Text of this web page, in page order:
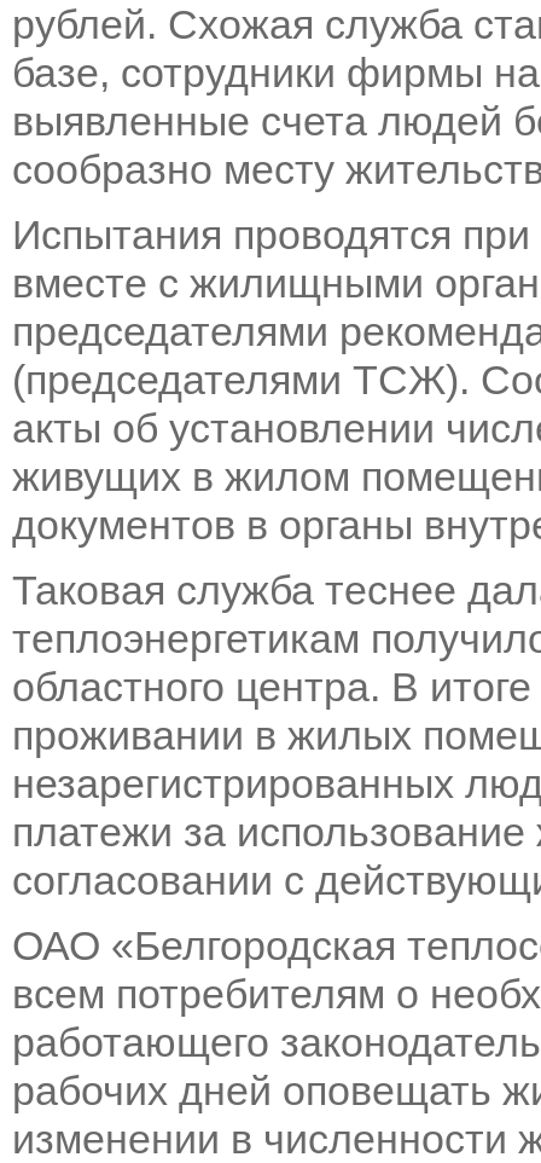
рублей. Схожая служба
базе, сотрудники фирмы
выявленные счета людей
сообразно месту
Испытания проводятся
вместе с жилищными
председателями
(председателями ТСЖ).
акты об установлении
живущих в жилом
документов в органы
Таковая служба теснее
теплоэнергетикам
областного центра. В
проживании в жилых
незарегистрированных
платежи за
согласовании с
ОАО «Белгородская
всем потребителям о
работающего
рабочих дней оповещать
изменении в